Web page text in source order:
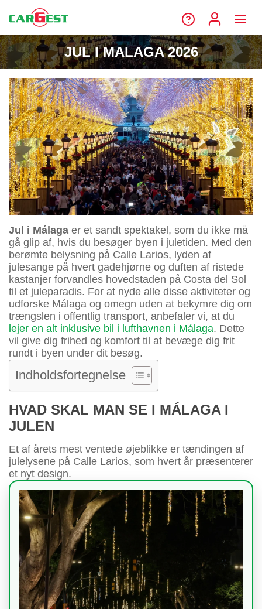
JUL I MALAGA 2026
Jul i Málaga er et sandt spektakel, som du ikke må
gå glip af, hvis du besøger byen i juletiden. Med den
berømte belysning på Calle Larios, lyden af
julesange på hvert gadehjørne og duften af ristede
kastanjer forvandles hovedstaden på Costa del Sol
til et juleparadis. For at nyde alle disse aktiviteter og
udforske Málaga og omegn uden at bekymre dig om
trængslen i offentlig transport, anbefaler vi, at du
lejer en alt inklusive bil i lufthavnen i Málaga. Dette
vil give dig frihed og komfort til at bevæge dig frit
rundt i byen under dit besøg.
Indholdsfortegnelse
HVAD SKAL MAN SE I MÁLAGA I
JULEN
Et af årets mest ventede øjeblikke er tændingen af
julelysene på Calle Larios, som hvert år præsenterer
et nyt design.